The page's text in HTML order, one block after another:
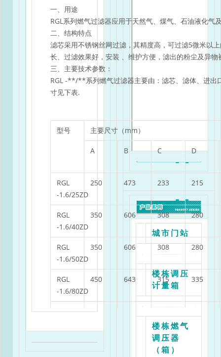
一、用途
RGL系列燃气过滤器应用于天然气、煤气、石油液化气
二、结构特点
滤芯采用不锈钢丝网过滤，其精度高，可过滤5微米以
长、过滤效果好，安装 、维护方便，滤出的粉尘及异
三、主要技术参数：
RGL -**/**系列燃气过滤器主要由：滤芯、滤体、进出
寸见下表.
型号 主要尺寸（mm）
A B C D
RGL
-1.6/25ZD
250 473 233 215
RGL
-1.6/40ZD
350 606 308 280
RGL
-1.6/50ZD
350 606 308 280
RGL
-1.6/80ZD
450 643 315 335
RGL
500
RGL
540 460
城市门站
楼栋调压
计量箱
楼栋燃气
调压器
（箱）